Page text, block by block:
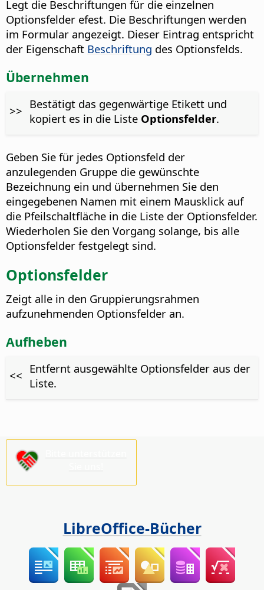
Legt die Beschriftungen für die einzelnen
Optionsfelder efest. Die Beschriftungen werden
im Formular angezeigt. Dieser Eintrag entspricht
der Eigenschaft Beschriftung des Optionsfelds.
Übernehmen
>> Bestätigt das gegenwärtige Etikett und
kopiert es in die Liste Optionsfelder.
Geben Sie für jedes Optionsfeld der
anzulegenden Gruppe die gewünschte
Bezeichnung ein und übernehmen Sie den
eingegebenen Namen mit einem Mausklick auf
die Pfeilschaltfläche in die Liste der Optionsfelder.
Wiederholen Sie den Vorgang solange, bis alle
Optionsfelder festgelegt sind.
Optionsfelder
Zeigt alle in den Gruppierungsrahmen
aufzunehmenden Optionsfelder an.
Aufheben
<< Entfernt ausgewählte Optionsfelder aus der
Liste.
LibreOffice-Bücher